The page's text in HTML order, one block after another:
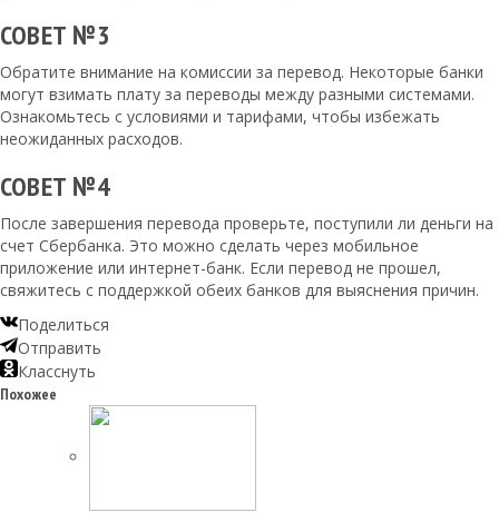
СОВЕТ №3
Обратите внимание на комиссии за перевод. Некоторые банки
могут взимать плату за переводы между разными системами.
Ознакомьтесь с условиями и тарифами, чтобы избежать
неожиданных расходов.
СОВЕТ №4
После завершения перевода проверьте, поступили ли деньги на
счет Сбербанка. Это можно сделать через мобильное
приложение или интернет-банк. Если перевод не прошел,
свяжитесь с поддержкой обеих банков для выяснения причин.
Поделиться
Отправить
Класснуть
Похожее